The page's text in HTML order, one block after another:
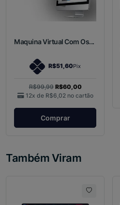
Maquina Virtual Com Os...
R$51,60Pix
R$99,99 R$60,00
12x de R$6,02 no cartão
Comprar
Também Viram